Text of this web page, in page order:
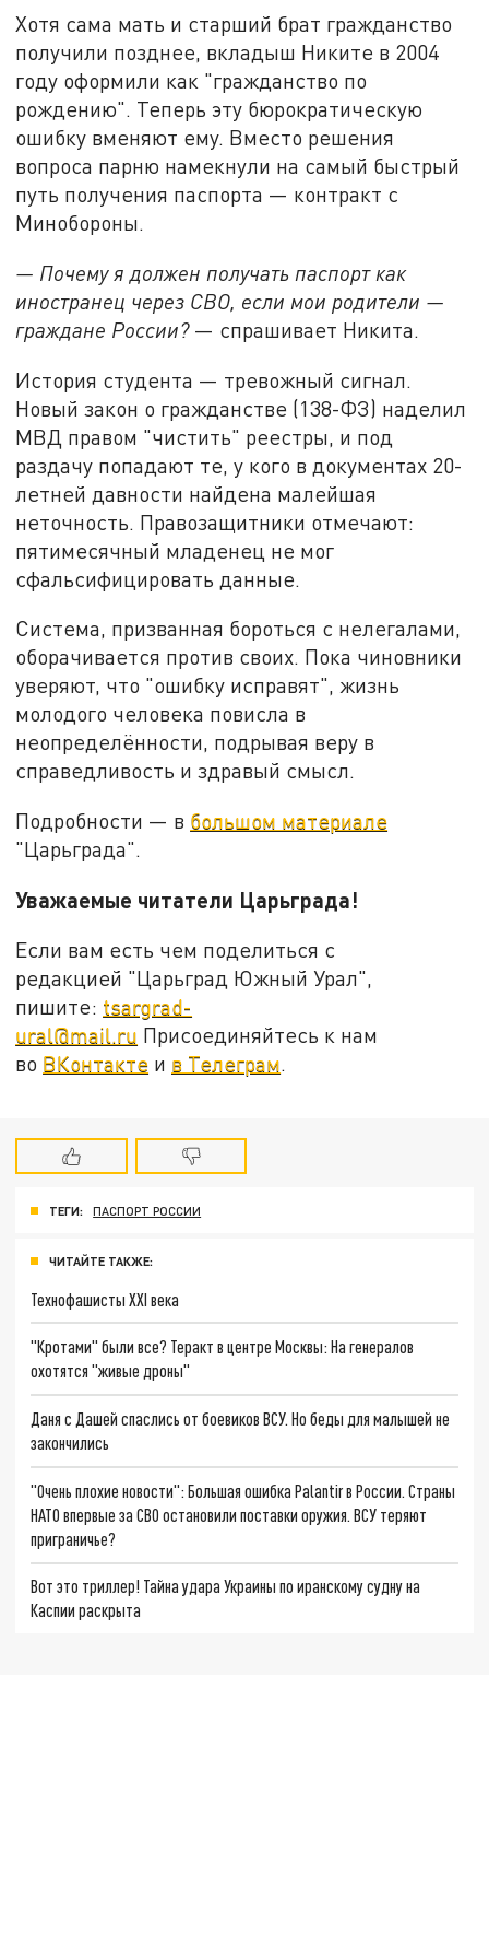
Хотя сама мать и старший брат гражданство
получили позднее, вкладыш Никите в 2004
году оформили как "гражданство по
рождению". Теперь эту бюрократическую
ошибку вменяют ему. Вместо решения
вопроса парню намекнули на самый быстрый
путь получения паспорта — контракт с
Минобороны.
— Почему я должен получать паспорт как
иностранец через СВО, если мои родители —
граждане России?— спрашивает Никита.
История студента — тревожный сигнал.
Новый закон о гражданстве (138-ФЗ) наделил
МВД правом "чистить" реестры, и под
раздачу попадают те, у кого в документах 20-
летней давности найдена малейшая
неточность. Правозащитники отмечают:
пятимесячный младенец не мог
сфальсифицировать данные.
Система, призванная бороться с нелегалами,
оборачивается против своих. Пока чиновники
уверяют, что "ошибку исправят", жизнь
молодого человека повисла в
неопределённости, подрывая веру в
справедливость и здравый смысл.
Подробности — в большом материале
"Царьграда".
Уважаемые читатели Царьграда!
Если вам есть чем поделиться с
редакцией "Царьград Южный Урал",
пишите: tsargrad-
ural@mail.ru Присоединяйтесь к нам
во ВКонтакте и в Телеграм.
ТЕГИ: ПАСПОРТ РОССИИ
ЧИТАЙТЕ ТАКЖЕ:
Технофашисты XXI века
"Кротами" были все? Теракт в центре Москвы: На генералов
охотятся "живые дроны"
Даня с Дашей спаслись от боевиков ВСУ. Но беды для малышей не
закончились
"Очень плохие новости": Большая ошибка Palantir в России. Страны
НАТО впервые за СВО остановили поставки оружия. ВСУ теряют
приграничье?
Вот это триллер! Тайна удара Украины по иранскому судну на
Каспии раскрыта